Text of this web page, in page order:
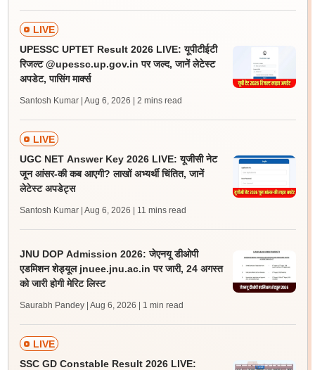
LIVE
UPESSC UPTET Result 2026 LIVE: यूपीटीईटी
रिजल्ट @upessc.up.gov.in पर जल्द, जानें लेटेस्ट
अपडेट, पासिंग मार्क्स
Santosh Kumar | Aug 6, 2026 | 2 mins read
LIVE
UGC NET Answer Key 2026 LIVE: यूजीसी नेट
जून आंसर-की कब आएगी? लाखों अभ्यर्थी चिंतित, जानें
लेटेस्ट अपडेट्स
Santosh Kumar | Aug 6, 2026 | 11 mins read
JNU DOP Admission 2026: जेएनयू डीओपी
एडमिशन शेड्यूल jnuee.jnu.ac.in पर जारी, 24 अगस्त
को जारी होगी मेरिट लिस्ट
Saurabh Pandey | Aug 6, 2026 | 1 min read
LIVE
SSC GD Constable Result 2026 LIVE: